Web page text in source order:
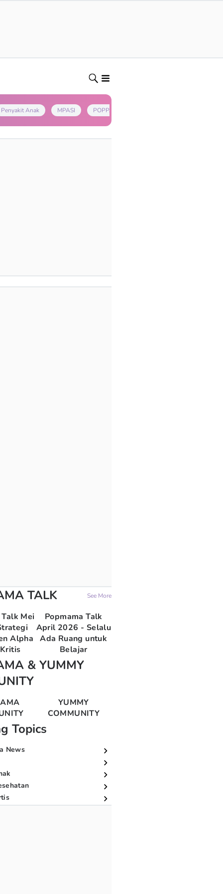
Penyakit Anak MPASI POPPAPA
TALK See More
Mei
Alpha
Popmama Talk
April 2026 - Selalu
Ada Ruang untuk
Belajar
& YUMMY
YUMMY
COMMUNITY
Topics
News